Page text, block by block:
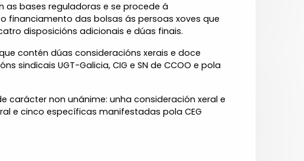
as bases reguladoras e se procede á
financiamento das bolsas ás persoas xoves que
disposicións adicionais e dúas finais.
contén dúas consideracións xerais e doce
UGT-Galicia, CIG e SN de CCOO e pola
carácter non unánime: unha consideración xeral e
e cinco específicas manifestadas pola CEG